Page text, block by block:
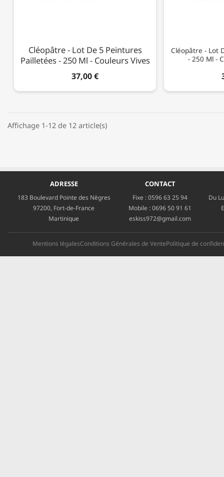
Cléopâtre - Lot De 5 Peintures
Pailletées - 250 Ml - Couleurs Vives
37,00 €
Cléopâtre - Lot
- 250 Ml -
Affichage 1-12 de 12 article(s)
ADRESSE
183 Boulevard Pointe des Nègres
97200, Fort-de-France
Martinique
CONTACT
Fixe :0596 63 25 94
Mobile :0696 50 91 61
eskiss972@gmail.com
Du
Mentions légalesConditions Générales de VentePolitique de